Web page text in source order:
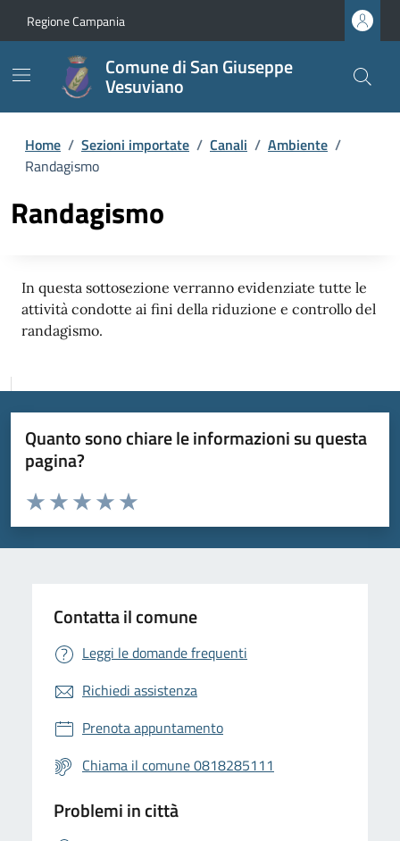
Regione Campania
Comune di San Giuseppe
Vesuviano
Home / Sezioni importate / Canali / Ambiente /
Randagismo
Randagismo
In questa sottosezione verranno evidenziate tutte le
attività condotte ai fini della riduzione e controllo del
randagismo.
Quanto sono chiare le informazioni su questa
pagina?
Valuta da 1 a 5 stelle la pagina
Valuta 5 stelle su 5
Valuta 4 stelle su 5
Valuta 3 stelle su 5
Valuta 2 stelle su 5
Valuta 1 stelle su 5
Contatta il comune
Leggi le domande frequenti
Richiedi assistenza
Prenota appuntamento
Chiama il comune 0818285111
Problemi in città